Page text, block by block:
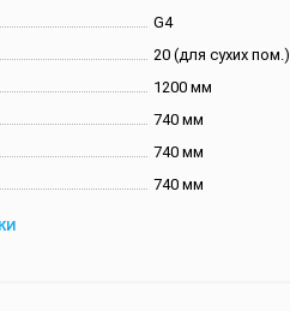
G4
20 (для сухих пом.)
1200 мм
740 мм
740 мм
740 мм